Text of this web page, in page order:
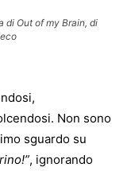
di Out of my Brain, di
Non sono
sguardo su
, ignorando